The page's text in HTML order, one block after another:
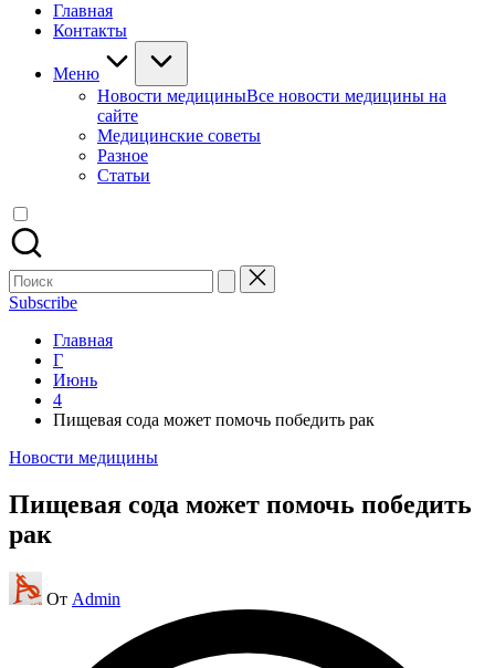
Главная
Контакты
Меню
Новости медициныВсе новости медицины на
сайте
Медицинские советы
Разное
Статьи
Поиск
для:
Subscribe
Главная
Г
Июнь
4
Пищевая сода может помочь победить рак
Опубликовано
Новости медицины
Пищевая сода может помочь победить
рак
Запись
от
От Admin